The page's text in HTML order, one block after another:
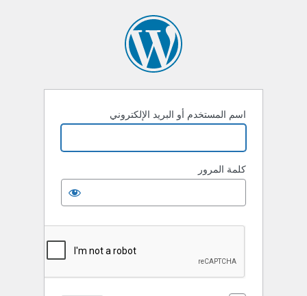
اسم المستخدم أو البريد الإلكتروني
كلمة المرور